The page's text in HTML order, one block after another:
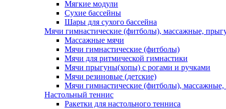
Мягкие модули
Сухие бассейны
Шары для сухого бассейна
Мячи гимнастические (фитболы), массажные,
Массажные мячи
Мячи гимнастические (фитболы)
Мячи для ритмической гимнастики
Мячи прыгуны(хопы) с рогами и ручками
Мячи резиновые (детские)
Мячи гимнастические (фитболы),
Настольный теннис
Ракетки для настольного тенниса